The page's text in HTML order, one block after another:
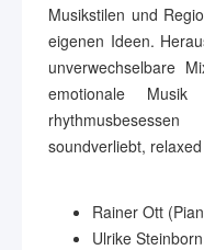
Musikstilen und
eigenen Ideen.
unverwechselbare
emotionale Musik
soundverliebt,
Rainer Ott
Ulrike